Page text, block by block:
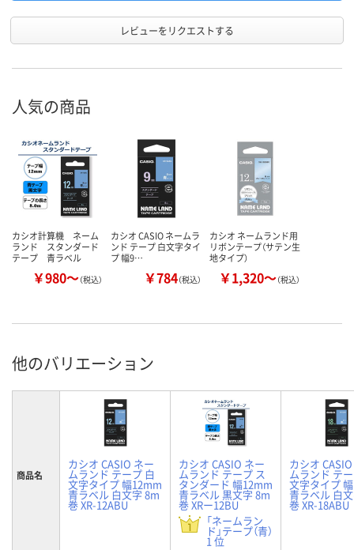
レビューをリクエストする
人気の商品
カシオ計算機 ネーム
ランド スタンダード
テープ 青ラベル
￥980～（税込）
カシオ CASIO ネームラ
ンド テープ 白文字タイ
プ 幅9…
￥784（税込）
カシオ ネームランド用
リボンテープ（サテン生
地タイプ）
￥1,320～（税込）
他のバリエーション
商品名
カシオ CASIO ネー
ムランド テープ 白
文字タイプ 幅12mm
青ラベル 白文字 8m
巻 XR-12ABU
カシオ CASIO ネー
ムランド テープ ス
タンダード 幅12mm
青ラベル 黒文字 8m
巻 XRー12BU
「ネームラン
ド」テープ（青）
1 位
カシオ
ムランド テ
文字タイプ
青ラベル 白
巻 XR-18ABU